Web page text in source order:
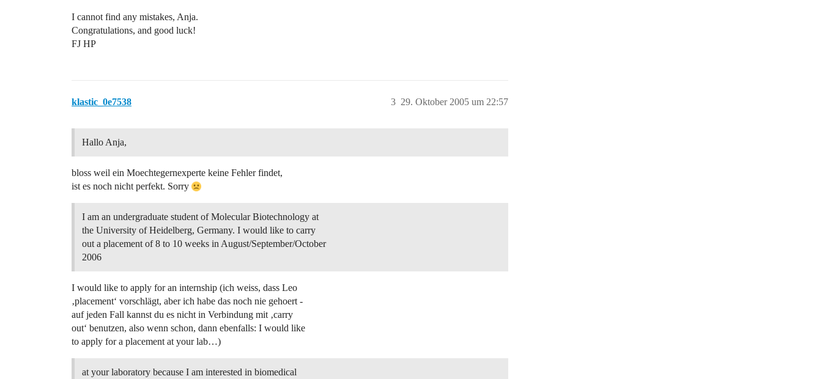
I cannot find any mistakes, Anja.
Congratulations, and good luck!
FJ HP
klastic_0e7538 29. Oktober 2005 um 22:57
3
Hallo Anja,
bloss weil ein Moechtegernexperte keine Fehler findet,
ist es noch nicht perfekt. Sorry
I am an undergraduate student of Molecular Biotechnology at
the University of Heidelberg, Germany. I would like to carry
out a placement of 8 to 10 weeks in August/September/October
2006
I would like to apply for an internship (ich weiss, dass Leo
‚placement‘ vorschlägt, aber ich habe das noch nie gehoert -
auf jeden Fall kannst du es nicht in Verbindung mit ‚carry
out‘ benutzen, also wenn schon, dann ebenfalls: I would like
to apply for a placement at your lab…)
at your laboratory because I am interested in biomedical